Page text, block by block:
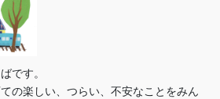
です。
の楽しい、つらい、不安なことをみん